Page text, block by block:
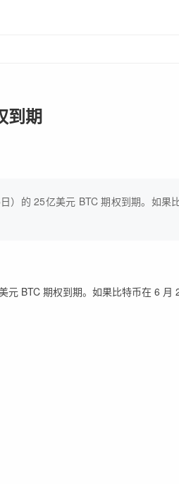
到期
）的 25亿美元 BTC 期权到期。如果
元 BTC 期权到期。如果比特币在 6 月